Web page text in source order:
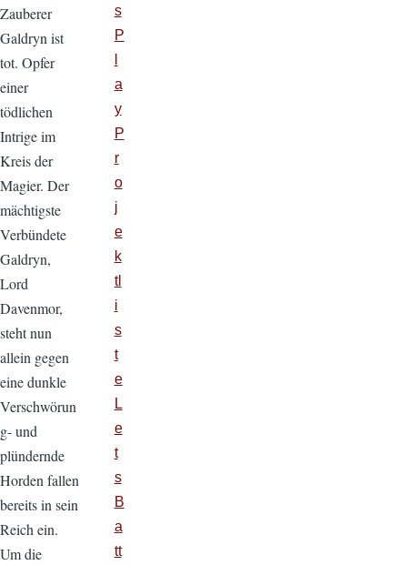
Zauberer
Galdryn ist
tot. Opfer
einer
tödlichen
Intrige im
Kreis der
Magier. Der
mächtigste
Verbündete
Galdryn,
Lord
Davenmor,
steht nun
allein gegen
eine dunkle
Verschwörun
g- und
plündernde
Horden fallen
bereits in sein
Reich ein.
Um die
s
P
a
y
P
r
o
j
e
k
tl
i
s
t
e
L
e
t
s
B
a
tt